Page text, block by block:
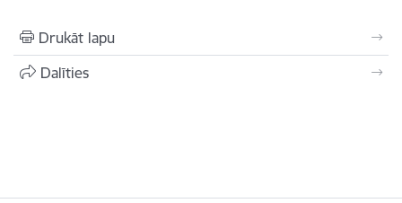
Drukāt lapu
Dalīties